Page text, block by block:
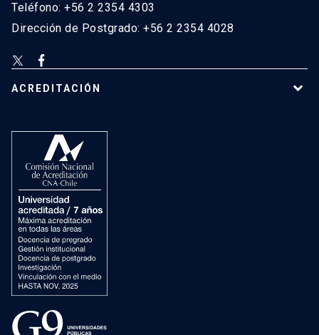
Teléfono: +56 2 2354 4303
Dirección de Postgrado: +56 2 2354 4028
ACREDITACIÓN